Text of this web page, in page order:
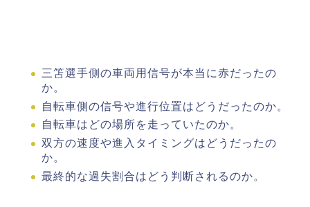
三笘選手側の車両用信号が本当に赤だったの
か。
自転車側の信号や進行位置はどうだったのか。
自転車はどの場所を走っていたのか。
双方の速度や進入タイミングはどうだったの
か。
最終的な過失割合はどう判断されるのか。